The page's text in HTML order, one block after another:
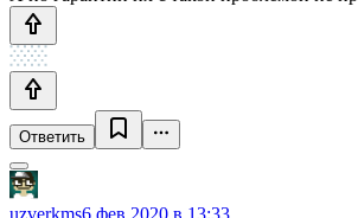
Ответить
uzverkms6 фев 2020 в 13:33